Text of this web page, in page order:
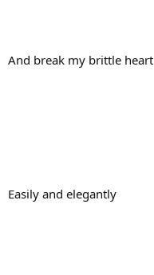
And break my brittle heart
Easily and elegantly